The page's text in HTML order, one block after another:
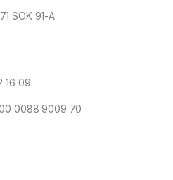
SOK 91-A
16 09
0088 9009 70